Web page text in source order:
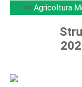
>> Agricoltura